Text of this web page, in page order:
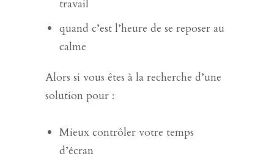
travail
quand c’est l’heure de se reposer au
calme
Alors si vous êtes à la recherche d’une
solution pour :
Mieux contrôler votre temps
d’écran